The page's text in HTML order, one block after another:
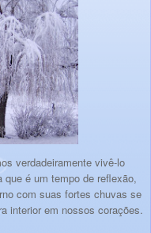
verdadeiramente vivê-lo
é um tempo de reflexão,
com suas fortes chuvas se
interior em nossos corações.